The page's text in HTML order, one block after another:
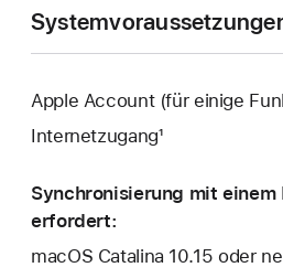
Apple Account (für einige
Internetzugang¹
Synchronisierung mit einem
erfordert:
macOS Catalina 10.15 oder